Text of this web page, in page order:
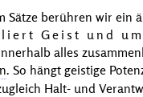
Sätze berühren wir ein
Geist und
alles
. So hängt geistige
Halt- und